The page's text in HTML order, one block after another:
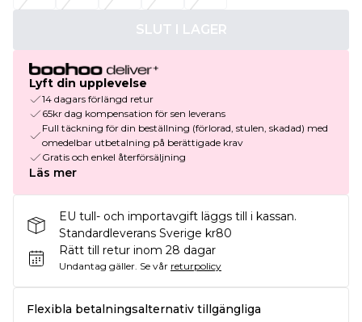
SLUT I LAGER
Lyft din upplevelse
14 dagars förlängd retur
65kr dag kompensation för sen leverans
Full täckning för din beställning (förlorad, stulen, skadad) med
omedelbar utbetalning på berättigade krav
Gratis och enkel återförsäljning
Läs mer
EU tull- och importavgift läggs till i kassan.
Standardleverans Sverige kr80
Rätt till retur inom 28 dagar
Undantag gäller. Se vår returpolicy
Flexibla betalningsalternativ tillgängliga